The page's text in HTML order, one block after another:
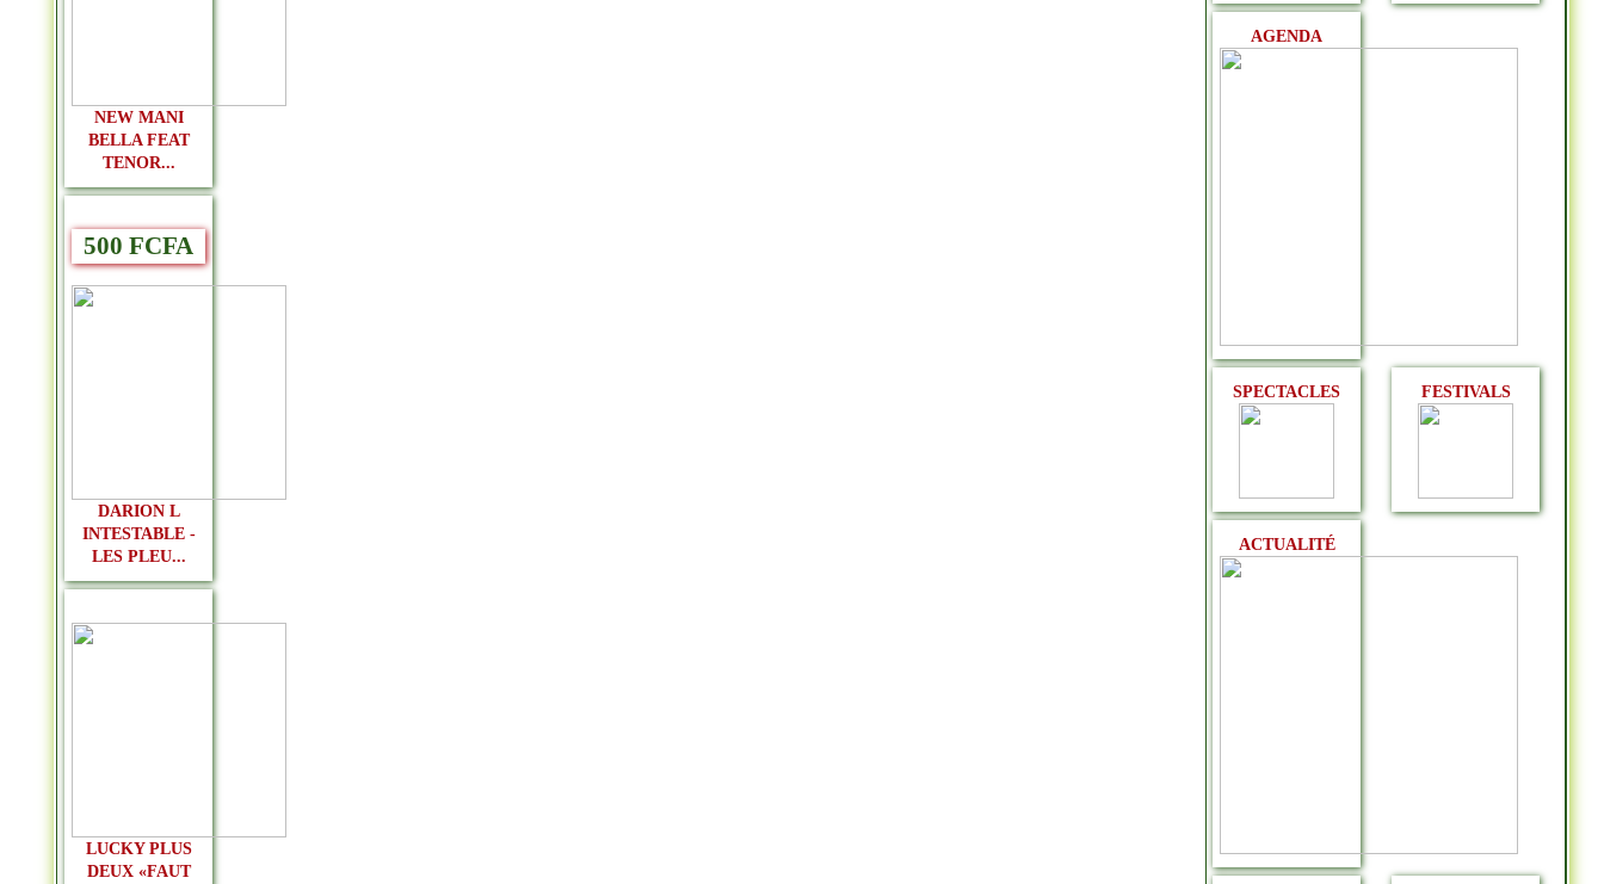
NEW MANI
BELLA FEAT
TENOR...
500 FCFA
DARION L
INTESTABLE -
LES PLEU...
LUCKY PLUS
DEUX «FAUT
AGENDA
SPECTACLES FESTIVALS
ACTUALITÉ